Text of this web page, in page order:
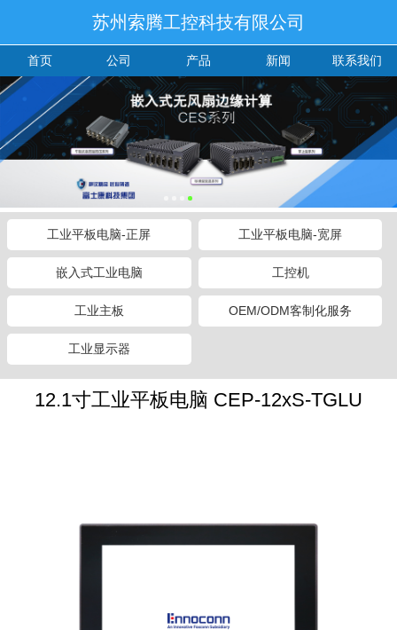
苏州索腾工控科技有限公司
首页 公司 产品 新闻 联系我们
工业平板电脑-正屏 工业平板电脑-宽屏
嵌入式工业电脑 工控机
工业主板 OEM/ODM客制化服务
工业显示器
12.1寸工业平板电脑 CEP-12xS-TGLU